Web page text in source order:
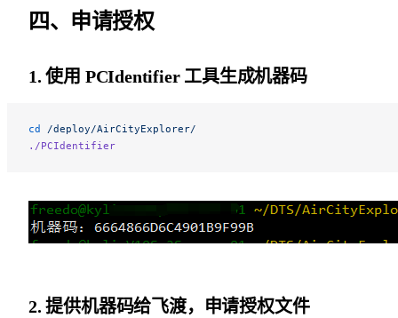
四、申请授权
1. 使用 PCIdentifier 工具生成机器码
cd
/deploy/AirCityExplorer/
./PCIdentifier
2. 提供机器码给飞渡，申请授权文件